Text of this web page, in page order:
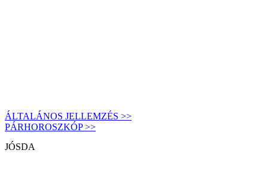
ÁLTALÁNOS JELLEMZÉS >>
PÁRHOROSZKÓP >>
JÓSDA